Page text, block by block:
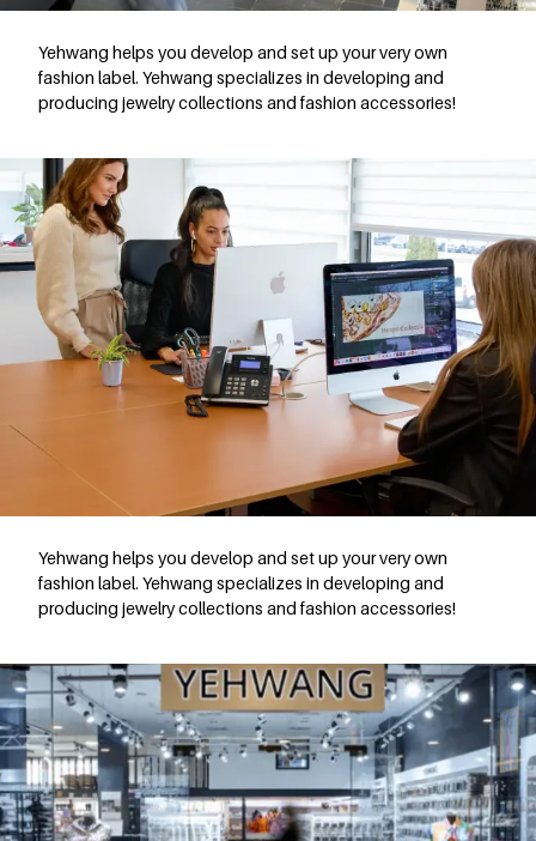
Yehwang helps you develop and set up your very own
fashion label. Yehwang specializes in developing and
producing jewelry collections and fashion accessories!
Yehwang helps you develop and set up your very own
fashion label. Yehwang specializes in developing and
producing jewelry collections and fashion accessories!